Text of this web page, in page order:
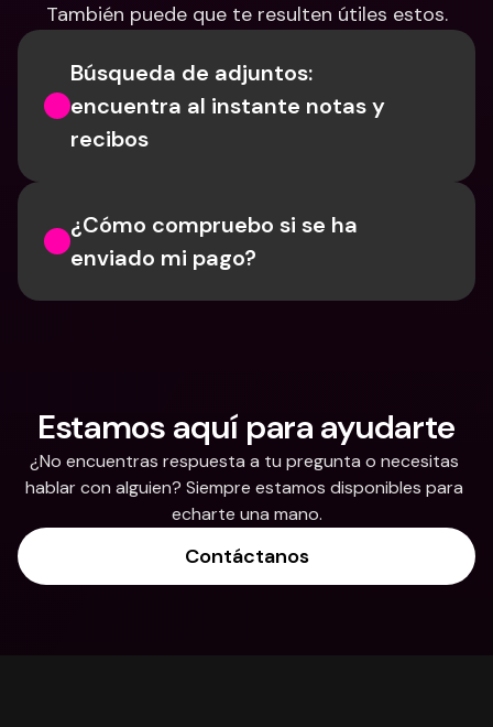
También puede que te resulten útiles estos.
Búsqueda de adjuntos:
encuentra al instante notas y
recibos
¿Cómo compruebo si se ha
enviado mi pago?
Estamos aquí para ayudarte
¿No encuentras respuesta a tu pregunta o necesitas
hablar con alguien? Siempre estamos disponibles para
echarte una mano.
Contáctanos